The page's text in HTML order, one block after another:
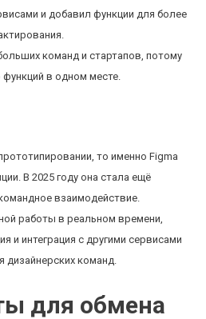
и добавил функции для более
команд и стартапов, потому
в одном месте.
то именно Figma
В 2025 году она стала ещё
взаимодействие.
работы в реальном времени,
и интеграция с другими сервисами
дизайнерских команд.
для обмена